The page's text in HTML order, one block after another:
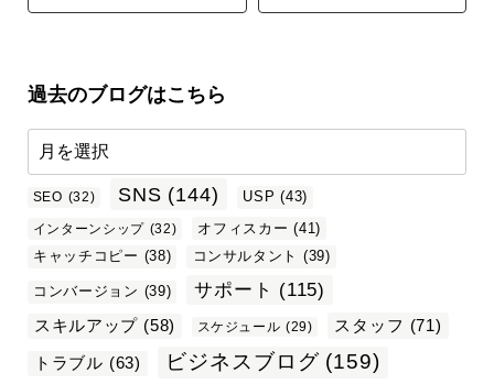
過去のブログはこちら
SEO (32) SNS (144) USP (43)
インターンシップ (32) オフィスカー (41)
キャッチコピー (38) コンサルタント (39)
コンバージョン (39) サポート (115)
スキルアップ (58) スケジュール (29) スタッフ (71)
トラブル (63) ビジネスブログ (159)